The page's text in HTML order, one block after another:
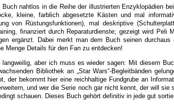
nahtlos in die Reihe der illustrierten Enzyklopädien
kleine, farblich abgesetzte Kästen und mal
von Rüstungsfunktionen), mal deskriptive
finanziert durch Reparaturdienste; gezeigt wird Peli
ergänzt. Dabei merkt man dem Buch seinen durchaus
Menge Details für den Fan zu entdecken!
langweilig, aber ich muss es wieder sagen: Mit diesem
Bibliothek an „Star Wars“-Begleitbänden
der bekommt hier eine reichhaltige Fundgrube an
und wer die Serie noch gar nicht kennt, der will sie
schauen. Dieses Buch gehört definitiv in jede gut